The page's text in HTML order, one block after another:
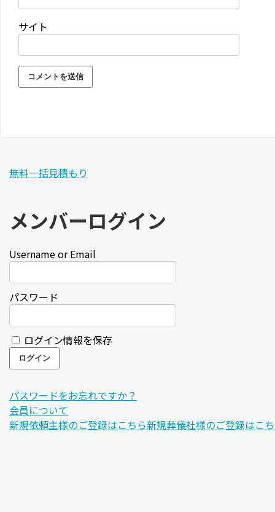
サイト
無料一括見積もり
メンバーログイン
Username or Email
パスワード
ログイン情報を保存
パスワードをお忘れですか？
会員について
新規依頼主様のご登録はこちら新規葬儀社様のご登録はこ